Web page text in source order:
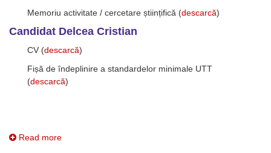
Memoriu activitate / cercetare științifică (descarcă)
Candidat Delcea Cristian
CV (descarcă)
Fișă de îndeplinire a standardelor minimale UTT
(descarcă)
Read more